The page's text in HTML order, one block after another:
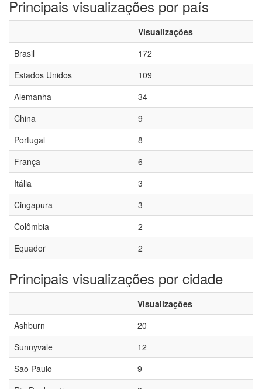
Principais visualizações por país
Visualizações
Brasil
172
Estados Unidos
109
Alemanha
34
China
9
Portugal
8
França
6
Itália
3
Cingapura
3
Colômbia
2
Equador
2
Principais visualizações por cidade
Visualizações
Ashburn
20
Sunnyvale
12
Sao Paulo
9